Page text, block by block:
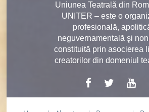
Uniunea Teatrală din
UNITER – este o
profesională,
neguvernamentală şi
constituită prin asocierea
creatorilor din domeniul